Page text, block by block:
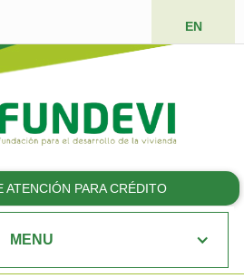
EN
ATENCIÓN PARA CRÉDITO
MENU